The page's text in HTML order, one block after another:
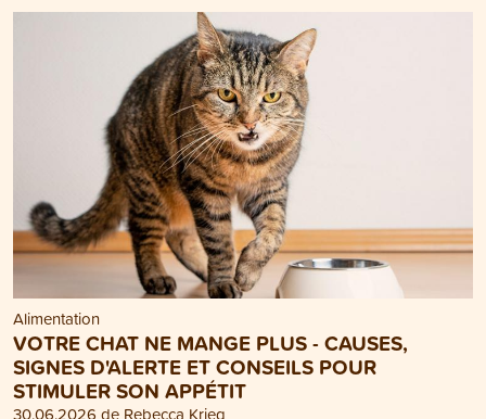
Alimentation
VOTRE CHAT NE MANGE PLUS - CAUSES,
SIGNES D'ALERTE ET CONSEILS POUR
STIMULER SON APPÉTIT
30.06.2026 de Rebecca Krieg